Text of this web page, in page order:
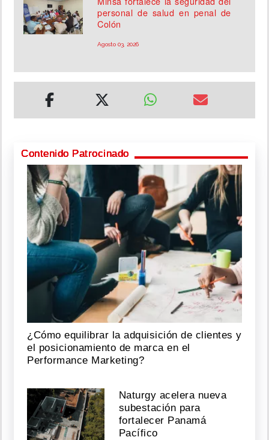
personal de salud en penal de
Colón
Agosto 03, 2026
Contenido Patrocinado
¿Cómo equilibrar la adquisición de clientes y
el posicionamiento de marca en el
Performance Marketing?
Naturgy acelera nueva
subestación para
fortalecer Panamá
Pacífico